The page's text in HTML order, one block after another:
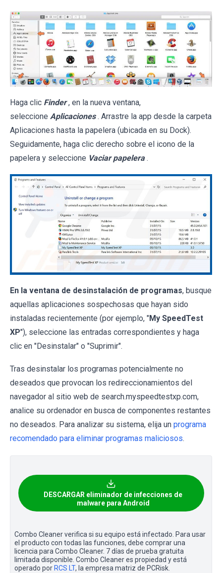
Haga clic Finder , en la nueva ventana,
seleccione Aplicaciones . Arrastre la app desde la carpeta
Aplicaciones hasta la papelera (ubicada en su Dock).
Seguidamente, haga clic derecho sobre el icono de la
papelera y seleccione Vaciar papelera .
En la ventana de desinstalación de programas, busque
aquellas aplicaciones sospechosas que hayan sido
instaladas recientemente (por ejemplo, "My SpeedTest
XP"), seleccione las entradas correspondientes y haga
clic en "Desinstalar" o "Suprimir".
Tras desinstalar los programas potencialmente no
deseados que provocan los redireccionamientos del
navegador al sitio web de search.myspeedtestxp.com,
analice su ordenador en busca de componentes restantes
no deseados. Para analizar su sistema, elija un programa
recomendado para eliminar programas maliciosos.
DESCARGAR eliminador de infecciones de
malware para Android
Combo Cleaner verifica si su equipo está infectado. Para usar
el producto con todas las funciones, debe comprar una
licencia para Combo Cleaner. 7 días de prueba gratuita
limitada disponible. Combo Cleaner es propiedad y está
operado por RCS LT, la empresa matriz de PCRisk.